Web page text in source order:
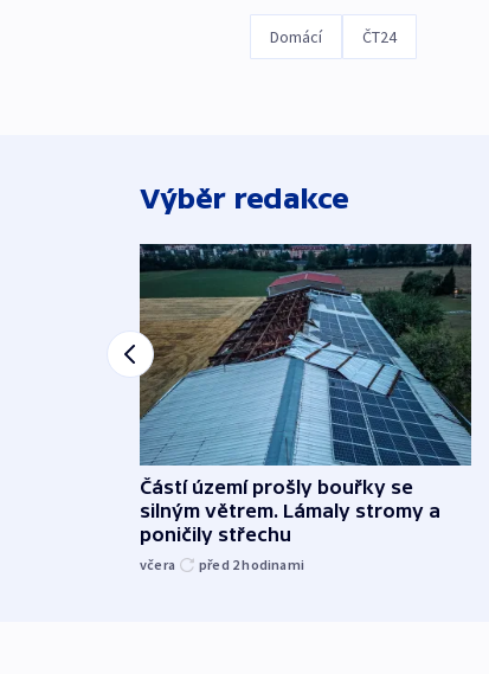
Domácí ČT24
Výběr redakce
Částí území prošly bouřky se
silným větrem. Lámaly stromy a
poničily střechu
včera před 2hodinami